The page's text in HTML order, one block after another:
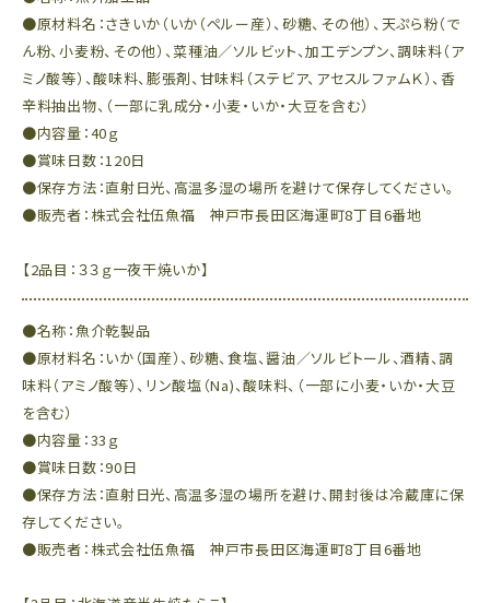
●原材料名：さきいか（いか（ペルー産）、砂糖、その他）、天ぷら粉（で
ん粉、小麦粉、その他）、菜種油／ソルビット、加工デンプン、調味料（ア
ミノ酸等）、酸味料、膨張剤、甘味料（ステビア、アセスルファムＫ）、香
辛料抽出物、（一部に乳成分・小麦・いか・大豆を含む）
●内容量：40ｇ
●賞味日数：120日
●保存方法：直射日光、高温多湿の場所を避けて保存してください。
●販売者：株式会社伍魚福 神戸市長田区海運町8丁目6番地
【2品目：３３ｇ一夜干焼いか】
●名称：魚介乾製品
●原材料名：いか（国産）、砂糖、食塩、醤油／ソルビトール、酒精、調
味料（アミノ酸等）、リン酸塩（Na)、酸味料、（一部に小麦・いか・大豆
を含む）
●内容量：33ｇ
●賞味日数：90日
●保存方法：直射日光、高温多湿の場所を避け、開封後は冷蔵庫に保
存してください。
●販売者：株式会社伍魚福 神戸市長田区海運町8丁目6番地